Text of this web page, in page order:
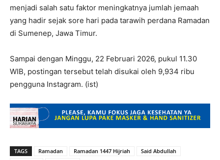
menjadi salah satu faktor meningkatnya jumlah jemaah
yang hadir sejak sore hari pada tarawih perdana Ramadan
di Sumenep, Jawa Timur.
Sampai dengan Minggu, 22 Februari 2026, pukul 11.30
WIB, postingan tersebut telah disukai oleh 9,934 ribu
pengguna Instagram. (ist)
TAGS Ramadan Ramadan 1447 Hijriah
Said Abdullah